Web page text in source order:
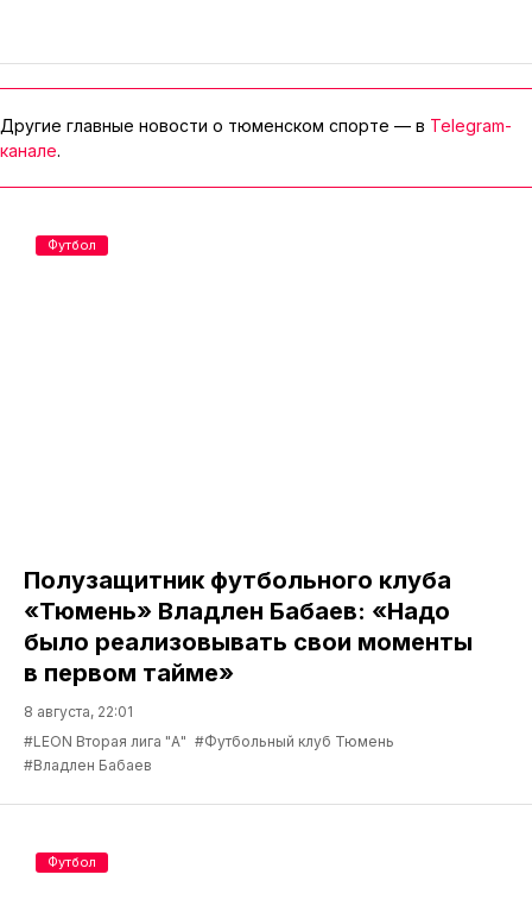
Другие главные новости о тюменском спорте — в Telegram-
канале.
Полузащитник футбольного клуба
«Тюмень» Владлен Бабаев: «Надо
было реализовывать свои моменты
в первом тайме»
8 августа, 22:01
#LEON Вторая лига "А" #Футбольный клуб Тюмень
#Владлен Бабаев
Футбол
Футбол